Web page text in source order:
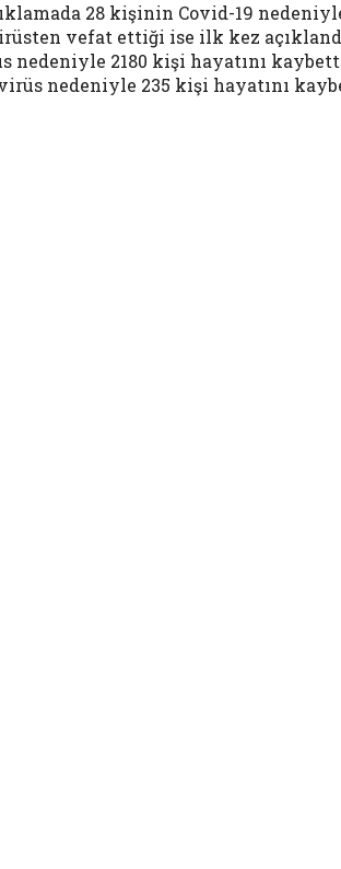
28 kişinin Covid-19
vefat ettiği ise ilk kez
nedeniyle 2180 kişi hayatını
nedeniyle 235 kişi hayatını